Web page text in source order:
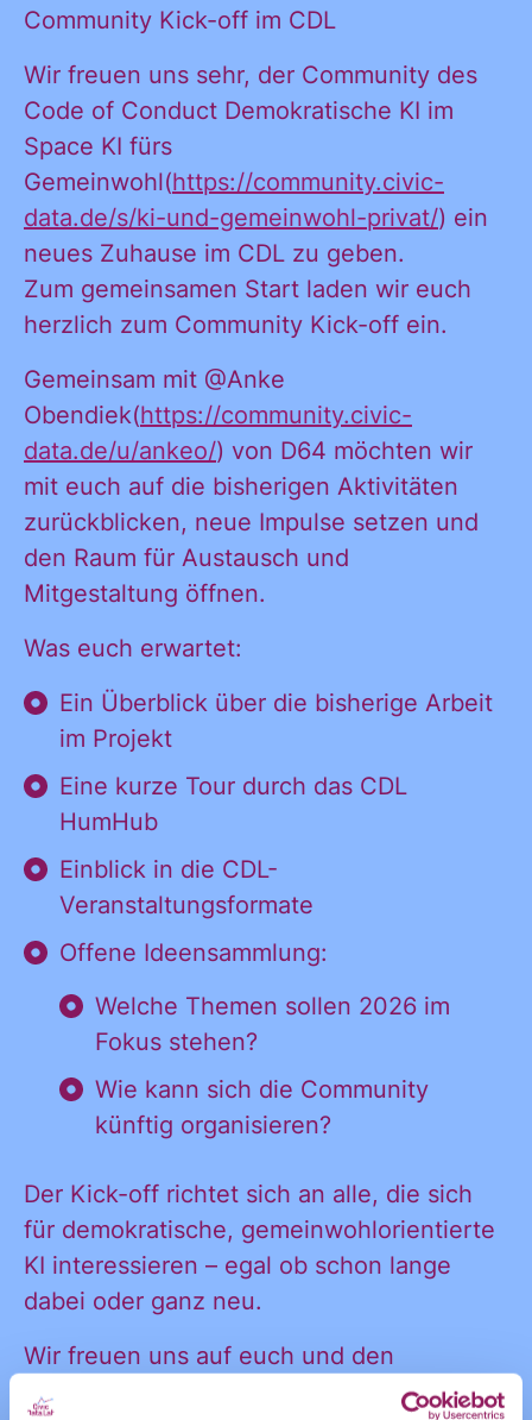
Community Kick-off im CDL
Wir freuen uns sehr, der Community des
Code of Conduct Demokratische KI im
Space KI fürs
Gemeinwohl(https://community.civic-
data.de/s/ki-und-gemeinwohl-privat/) ein
neues Zuhause im CDL zu geben.
Zum gemeinsamen Start laden wir euch
herzlich zum Community Kick-off ein.
Gemeinsam mit @Anke
Obendiek(https://community.civic-
data.de/u/ankeo/) von D64 möchten wir
mit euch auf die bisherigen Aktivitäten
zurückblicken, neue Impulse setzen und
den Raum für Austausch und
Mitgestaltung öffnen.
Was euch erwartet:
Ein Überblick über die bisherige Arbeit
im Projekt
Eine kurze Tour durch das CDL
HumHub
Einblick in die CDL-
Veranstaltungsformate
Offene Ideensammlung:
Welche Themen sollen 2026 im
Fokus stehen?
Wie kann sich die Community
künftig organisieren?
Der Kick-off richtet sich an alle, die sich
für demokratische, gemeinwohlorientierte
KI interessieren – egal ob schon lange
dabei oder ganz neu.
Wir freuen uns auf euch und den
gemeinsamen Austausch!
Ja, ich möchte
Informationen
und
Ankündigungen
des CDL direkt
in mein
Postfach:
Ja, ich
möchte alle
und